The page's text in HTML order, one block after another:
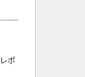
ポ